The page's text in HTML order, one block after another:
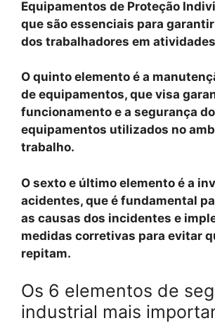
Equipamentos de Proteção
que são essenciais para
dos trabalhadores em
O quinto elemento é a
de equipamentos, que visa
funcionamento e a segurança
equipamentos utilizados no
trabalho.
O sexto e último elemento é a
acidentes, que é fundamental
as causas dos incidentes e
medidas corretivas para evitar
repitam.
Os 6 elementos de
industrial mais